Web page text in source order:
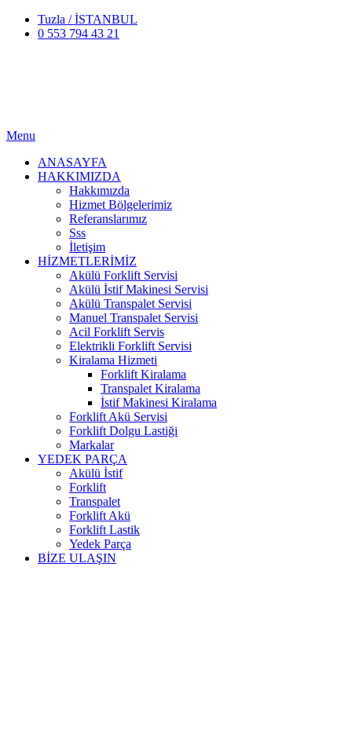
Tuzla / İSTANBUL
0 553 794 43 21
Menu
ANASAYFA
HAKKIMIZDA
Hakkımızda
Hizmet Bölgelerimiz
Referanslarımız
Sss
İletişim
HİZMETLERİMİZ
Akülü Forklift Servisi
Akülü İstif Makinesi Servisi
Akülü Transpalet Servisi
Manuel Transpalet Servisi
Acil Forklift Servis
Elektrikli Forklift Servisi
Kiralama Hizmeti
Forklift Kiralama
Transpalet Kiralama
İstif Makinesi Kiralama
Forklift Akü Servisi
Forklift Dolgu Lastiği
Markalar
YEDEK PARÇA
Akülü İstif
Forklift
Transpalet
Forklift Akü
Forklift Lastik
Yedek Parça
BİZE ULAŞIN